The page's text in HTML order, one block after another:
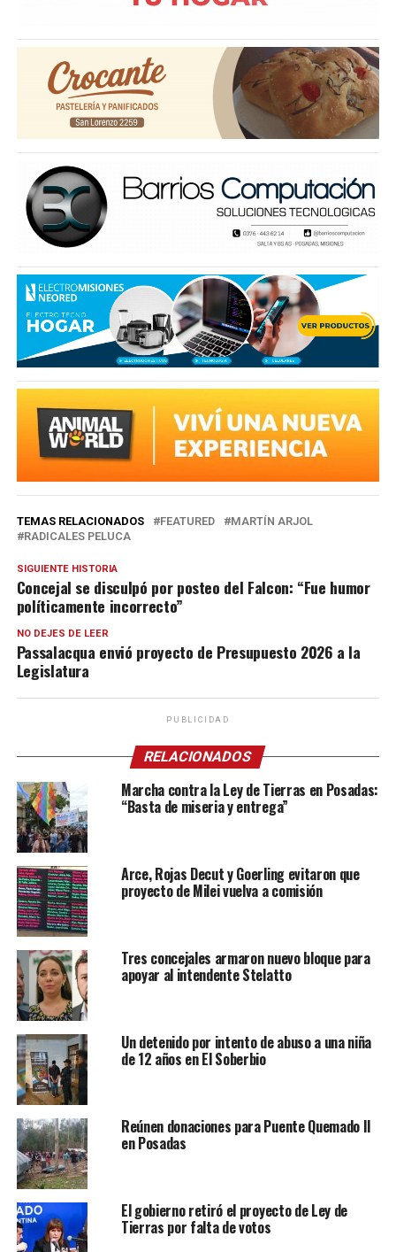
TEMAS RELACIONADOS FEATURED
MARTÍN ARJOL
RADICALES PELUCA
SIGUIENTE HISTORIA
Concejal se disculpó por posteo del Falcon: “Fue humor
políticamente incorrecto”
NO DEJES DE LEER
Passalacqua envió proyecto de Presupuesto 2026 a la
Legislatura
PUBLICIDAD
RELACIONADOS
Marcha contra la Ley de Tierras en Posadas:
“Basta de miseria y entrega”
Arce, Rojas Decut y Goerling evitaron que
proyecto de Milei vuelva a comisión
Tres concejales armaron nuevo bloque para
apoyar al intendente Stelatto
Un detenido por intento de abuso a una niña
de 12 años en El Soberbio
Reúnen donaciones para Puente Quemado II
en Posadas
El gobierno retiró el proyecto de Ley de
Tierras por falta de votos